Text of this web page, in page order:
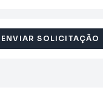
ENVIAR SOLICITAÇÃO